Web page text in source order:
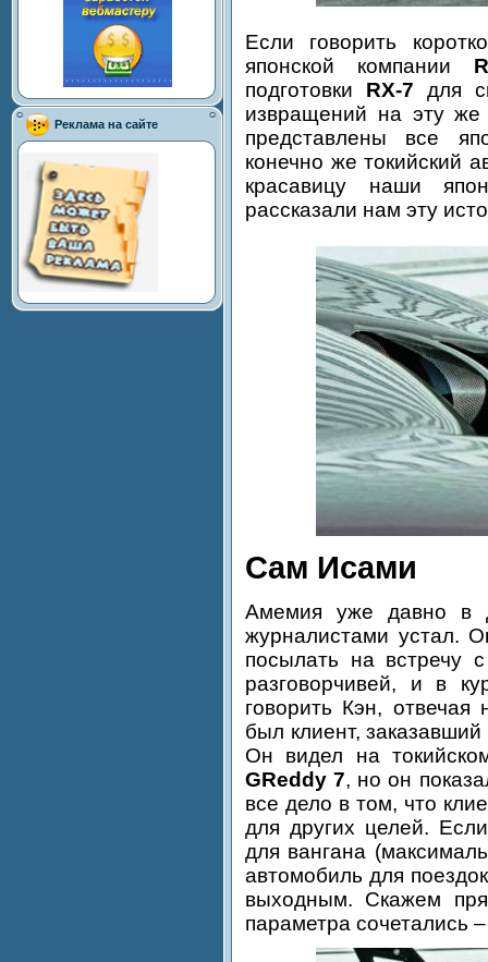
Реклама на сайте
Если говорить
японской компании
подготовки RX-7 для
извращений на эту же
представлены все
конечно же токийский
красавицу наши
рассказали нам эту
Сам Исами
Амемия уже давно в
журналистами устал.
посылать на встречу
разговорчивей, и в
говорить Кэн,
был клиент,
Он видел на
GReddy 7, но он
все дело в том, что
для других целей.
для вангана
автомобиль для
выходным. Скажем
параметра сочетались